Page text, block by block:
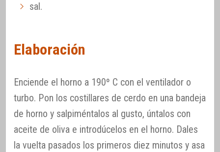
sal.
Elaboración
Enciende el horno a 190º C con el ventilador o
turbo. Pon los costillares de cerdo en una bandeja
de horno y salpiméntalos al gusto, úntalos con
aceite de oliva e introdúcelos en el horno. Dales
la vuelta pasados los primeros diez minutos y asa